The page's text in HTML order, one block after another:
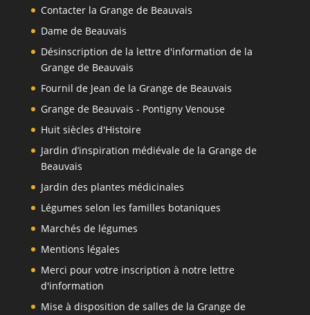
Contacter la Grange de Beauvais
Dame de Beauvais
Désinscription de la lettre d'information de la
Grange de Beauvais
Fournil de Jean de la Grange de Beauvais
Grange de Beauvais - Pontigny Venouse
Huit siècles d'Histoire
Jardin d’inspiration médiévale de la Grange de
Beauvais
Jardin des plantes médicinales
Légumes selon les familles botaniques
Marchés de légumes
Mentions légales
Merci pour votre inscription à notre lettre
d'information
Mise à disposition de salles de la Grange de